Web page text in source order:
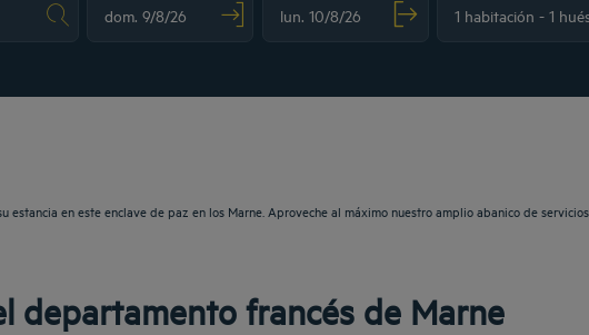
en este enclave de paz en los Marne. Aproveche al máximo nuestro amplio abanico de
departamento francés de Marne